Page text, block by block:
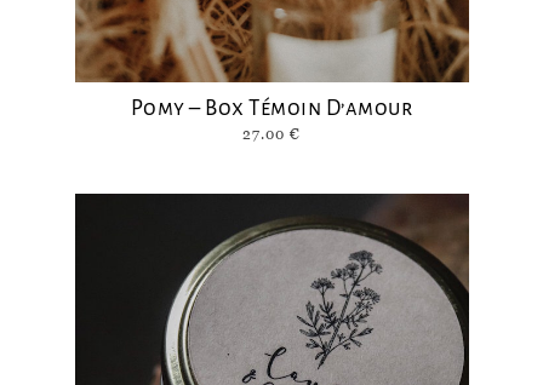
Pomy – Box Témoin D’amour
27.00 €